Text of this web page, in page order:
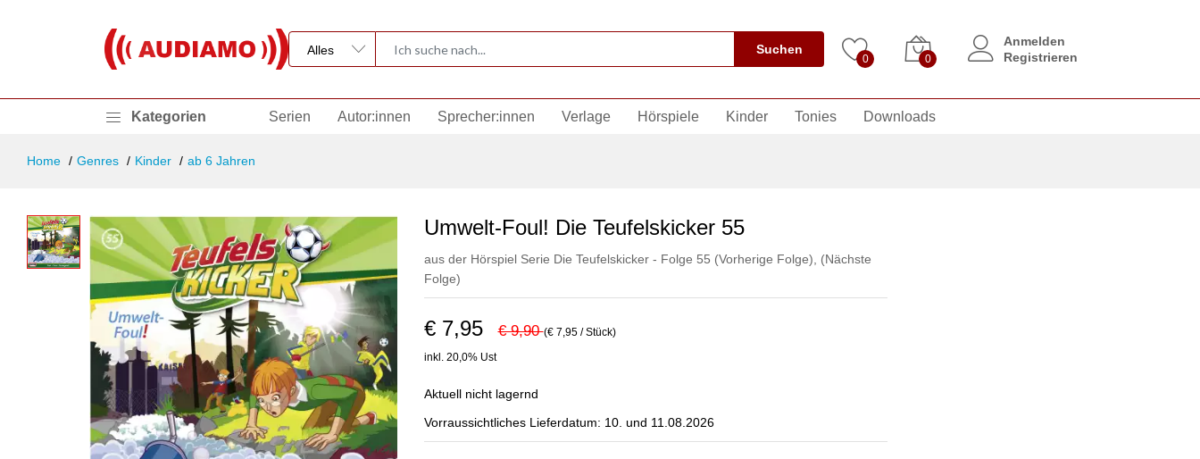
Suchen
0 0
Anmelden
Registrieren
Kategorien Serien Autor:innen Sprecher:innen Verlage Hörspiele Kinder Tonies Downloads
Home Genres Kinder ab 6 Jahren
Umwelt-Foul! Die Teufelskicker 55
aus der Hörspiel Serie Die Teufelskicker - Folge 55 (Vorherige Folge)
(Nächste
Folge)
€ 7,95 € 9,90(€ 7,95 / Stück)
inkl. 20,0% Ust
Aktuell nicht lagernd
Vorraussichtliches Lieferdatum: 10. und 11.08.2026